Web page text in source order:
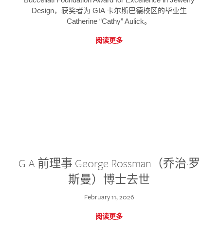
Design，获奖者为 GIA 卡尔斯巴德校区的毕业生
Catherine “Cathy” Aulick。
阅读更多
GIA 前理事 George Rossman（乔治·罗
斯曼）博士去世
February 11, 2026
阅读更多